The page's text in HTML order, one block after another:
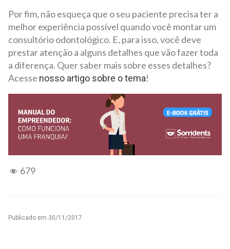
Por fim, não esqueça que o seu paciente precisa ter a
melhor experiência possível quando você montar um
consultório odontológico. E, para isso, você deve
prestar atenção a alguns detalhes que vão fazer toda
a diferença. Quer saber mais sobre esses detalhes?
Acesse nosso artigo sobre o tema!
679
Publicado em 30/11/2017